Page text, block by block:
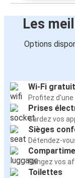
Les
Options
Wi-Fi gratuit
Profitez
Prises
Gardez vos
Sièges
Détendez-
Rangez vos
Toilettes